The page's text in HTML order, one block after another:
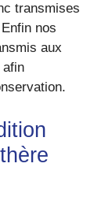
transmises
nos
aux
afin